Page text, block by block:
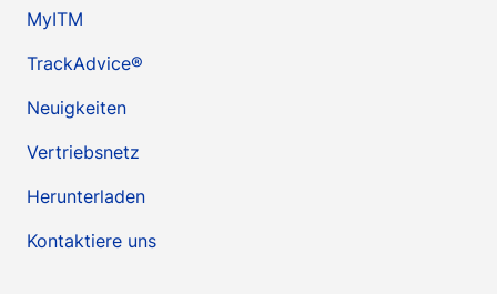
MyITM
TrackAdvice®
Neuigkeiten
Vertriebsnetz
Herunterladen
Kontaktiere uns